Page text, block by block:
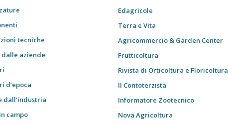
tecniche
dalle aziende
d’epoca
dall’industria
campo
Edagricole
Terra e Vita
Agricommercio & Garden Center
Frutticoltura
Rivista di Orticoltura e Floricoltura
Il Contoterzista
Informatore Zootecnico
Nova Agricoltura